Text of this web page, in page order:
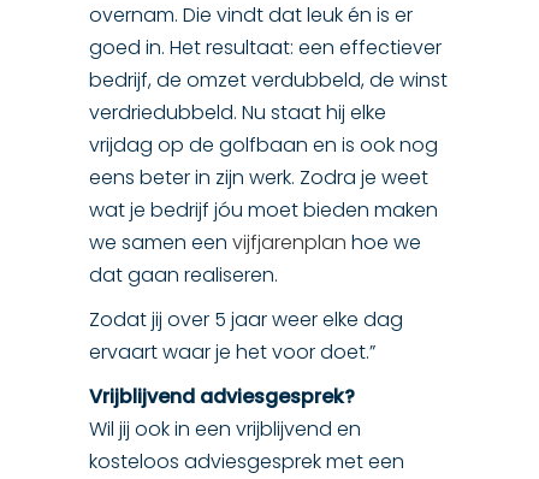
overnam. Die vindt dat leuk én is er
goed in. Het resultaat: een effectiever
bedrijf, de omzet verdubbeld, de winst
verdriedubbeld. Nu staat hij elke
vrijdag op de golfbaan en is ook nog
eens beter in zijn werk. Zodra je weet
wat je bedrijf jóu moet bieden maken
we samen een vijfjarenplan hoe we
dat gaan realiseren.
Zodat jij over 5 jaar weer elke dag
ervaart waar je het voor doet.”
Vrijblijvend adviesgesprek?
Wil jij ook in een vrijblijvend en
kosteloos adviesgesprek met een